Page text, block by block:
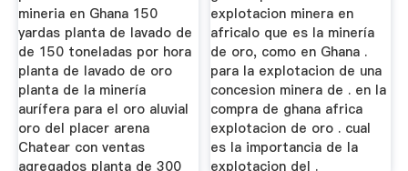
mineria en Ghana 150
yardas planta de lavado de
de 150 toneladas por hora
planta de lavado de oro
planta de la minería
aurífera para el oro aluvial
oro del placer arena
Chatear con ventas
agregados planta de 300
explotacion minera en
africalo que es la minería
de oro, como en Ghana .
para la explotacion de una
concesion minera de . en la
compra de ghana africa
explotacion de oro . cual
es la importancia de la
explotacion del .